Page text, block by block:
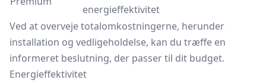
energieffektivitet
Ved at overveje totalomkostningerne, herunder
installation og vedligeholdelse, kan du træffe en
informeret beslutning, der passer til dit budget.
Energieffektivitet